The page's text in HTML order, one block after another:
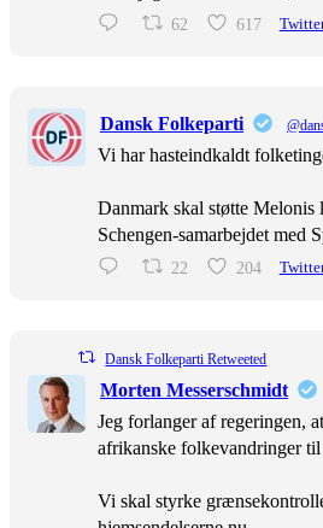
62 617
Dansk Folkeparti
Vi har hasteindkaldt
Danmark skal støtte Melonis
Schengen-samarbejdet med
22 204
Dansk Folkeparti Retweeted
Morten Messerschmidt
Jeg forlanger af regeringen,
afrikanske folkevandringer
Vi skal styrke